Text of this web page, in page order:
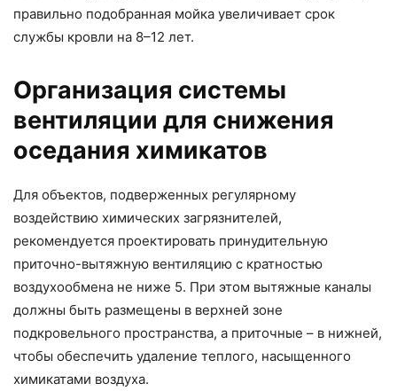
правильно подобранная мойка увеличивает срок
службы кровли на 8–12 лет.
Организация системы
вентиляции для снижения
оседания химикатов
Для объектов, подверженных регулярному
воздействию химических загрязнителей,
рекомендуется проектировать принудительную
приточно-вытяжную вентиляцию с кратностью
воздухообмена не ниже 5. При этом вытяжные каналы
должны быть размещены в верхней зоне
подкровельного пространства, а приточные – в нижней,
чтобы обеспечить удаление теплого, насыщенного
химикатами воздуха.